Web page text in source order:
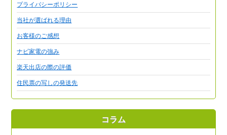
プライバシーポリシー
当社が選ばれる理由
お客様のご感想
ナビ家電の強み
楽天出店の際の評価
住民票の写しの発送先
コラム